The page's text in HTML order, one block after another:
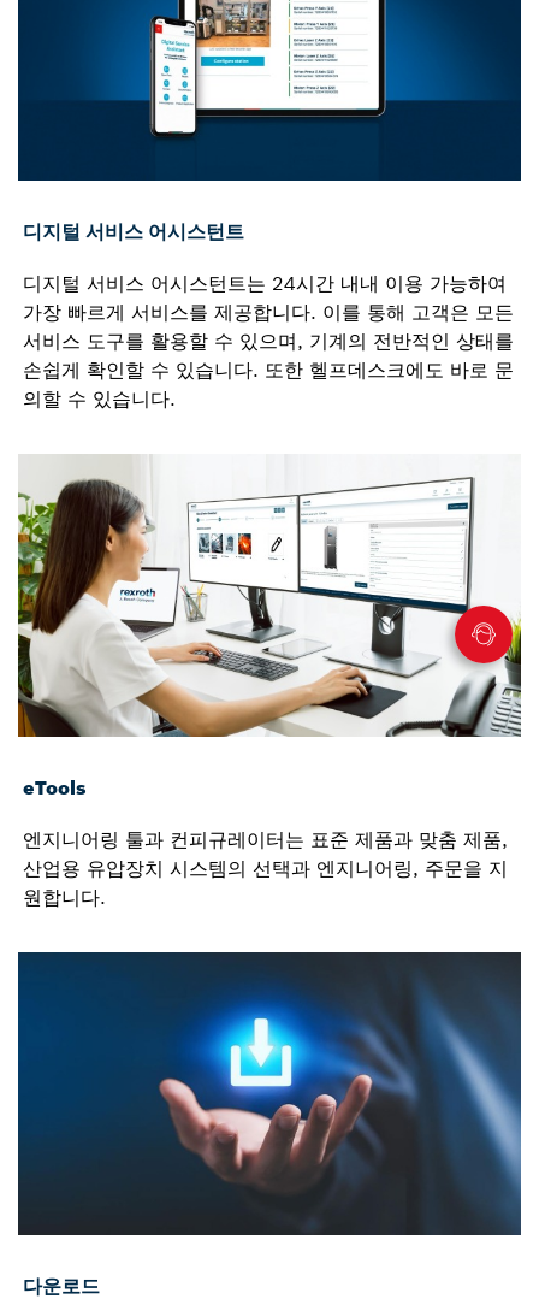
디지털 서비스 어시스턴트
디지털 서비스 어시스턴트는 24시간 내내 이용 가능하여
가장 빠르게 서비스를 제공합니다. 이를 통해 고객은 모든
서비스 도구를 활용할 수 있으며, 기계의 전반적인 상태를
손쉽게 확인할 수 있습니다. 또한 헬프데스크에도 바로 문
의할 수 있습니다.
eTools
엔지니어링 툴과 컨피규레이터는 표준 제품과 맞춤 제품,
산업용 유압장치 시스템의 선택과 엔지니어링, 주문을 지
원합니다.
다운로드